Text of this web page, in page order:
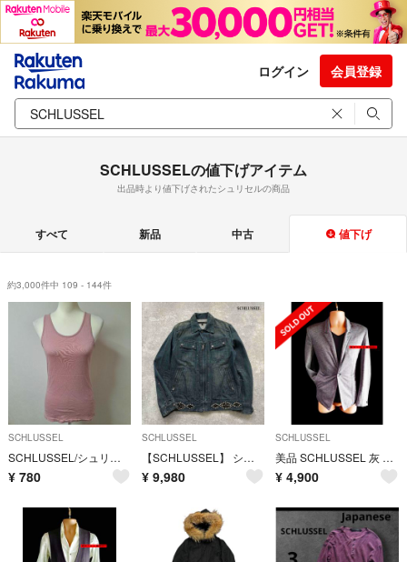
ログイン 会員登録
SCHLUSSELの値下げアイテム
出品時より値下げされたシュリセルの商品
すべて 新品 中古 値下げ
約3,000件中 109 - 144件
SCHLUSSEL
SCHLUSSEL/シュリセル カップ無 タンクトップ【L】
¥ 780
SCHLUSSEL
【SCHLUSSEL】 シュリセル デニムジャケットライダース 本革スタッズ
¥ 9,980
SCHLUSSEL
美品 SCHLUSSEL 灰 ナローラペル テーラードジャケット シュリセル M
¥ 4,900